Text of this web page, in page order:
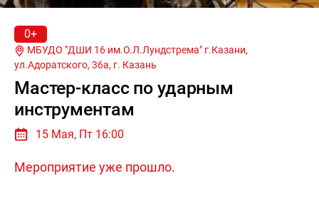
0+
ул.Адоратского, 36а, г. Казань
Мастер-класс по ударным
инструментам
15 Мая, Пт 16:00
Мероприятие уже прошло.